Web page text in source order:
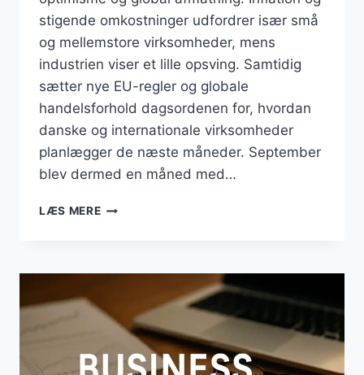
stigende omkostninger udfordrer især små
og mellemstore virksomheder, mens
industrien viser et lille opsving. Samtidig
sætter nye EU-regler og globale
handelsforhold dagsordenen for, hvordan
danske og internationale virksomheder
planlægger de næste måneder. September
blev dermed en måned med…
LÆS MEREBUSINESS